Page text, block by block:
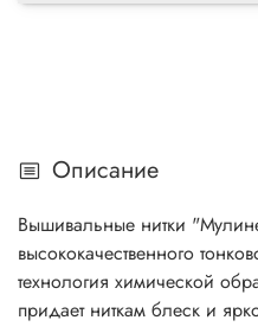
Описание
Вышивальные нитки
высококачественного
технология химической
придает ниткам блеск и